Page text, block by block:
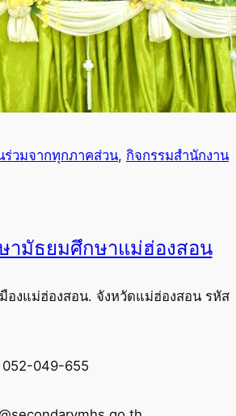
ร่วมจากทุกภาคส่วน, กิจกรรมสำนักงาน
ามัธยมศึกษาแม่ฮ่องสอน
องแม่ฮ่องสอน. จังหวัดแม่ฮ่องสอน รหัส
052-049-655